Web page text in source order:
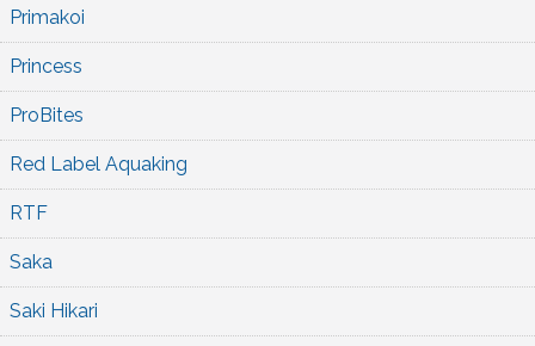
Primakoi
Princess
ProBites
Red Label Aquaking
RTF
Saka
Saki Hikari